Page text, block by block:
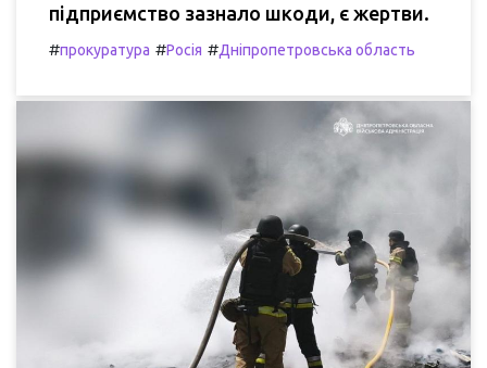
підприємство зазнало шкоди, є жертви.
#прокуратура #Росія #Дніпропетровська область